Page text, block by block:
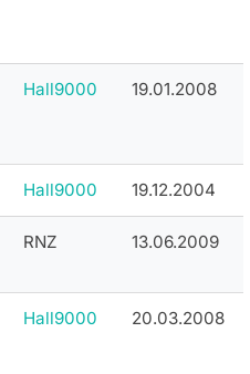
Hall9000 19.01.2008
Hall9000 19.12.2004
RNZ 13.06.2009
Hall9000 20.03.2008